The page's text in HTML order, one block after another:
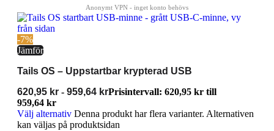
-7%
Jämför
Tails OS – Uppstartbar krypterad USB
620,95 kr - 959,64 krPrisintervall: 620,95 kr till
959,64 kr
Välj alternativ Denna produkt har flera varianter. Alternativen
kan väljas på produktsidan